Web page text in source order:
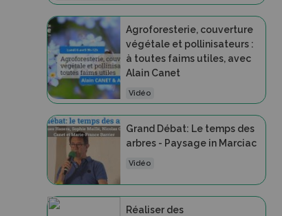
Agroforesterie, couverture
végétale et pollinisateurs :
à toutes faims utiles, avec
Alain Canet
Vidéo
Grand Débat: Le temps des
arbres - Paysage in Marciac
Vidéo
Réaliser des